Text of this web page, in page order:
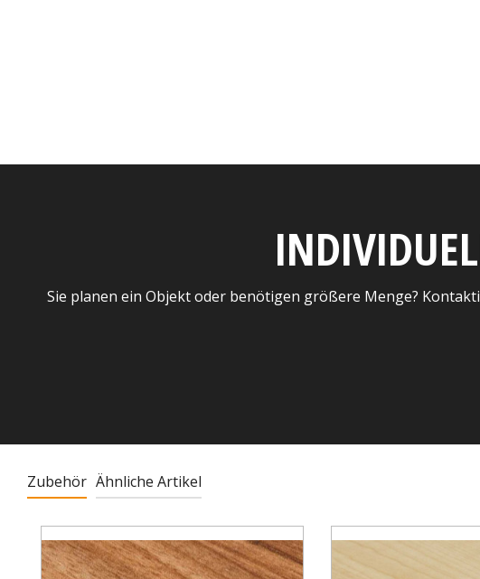
Sie planen ein Objekt oder benötigen größere Menge?
Zubehör Ähnliche Artikel
Produktgalerie überspringen